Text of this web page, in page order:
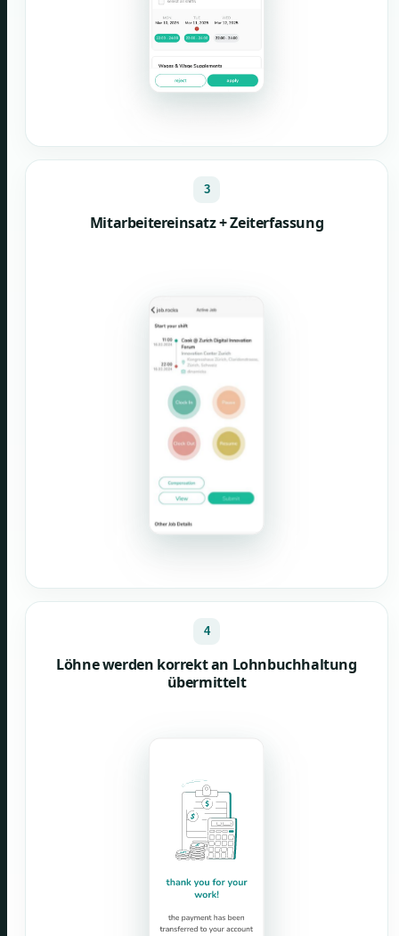
3
Mitarbeitereinsatz + Zeiterfassung
4
Löhne werden korrekt an Lohnbuchhaltung
übermittelt